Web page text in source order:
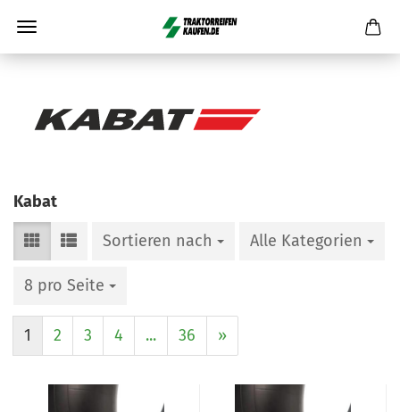
Kabat
Sortieren nach
Alle Kategorien
8 pro Seite
1 2 3 4 ... 36 »